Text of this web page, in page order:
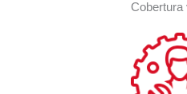
Cobertura